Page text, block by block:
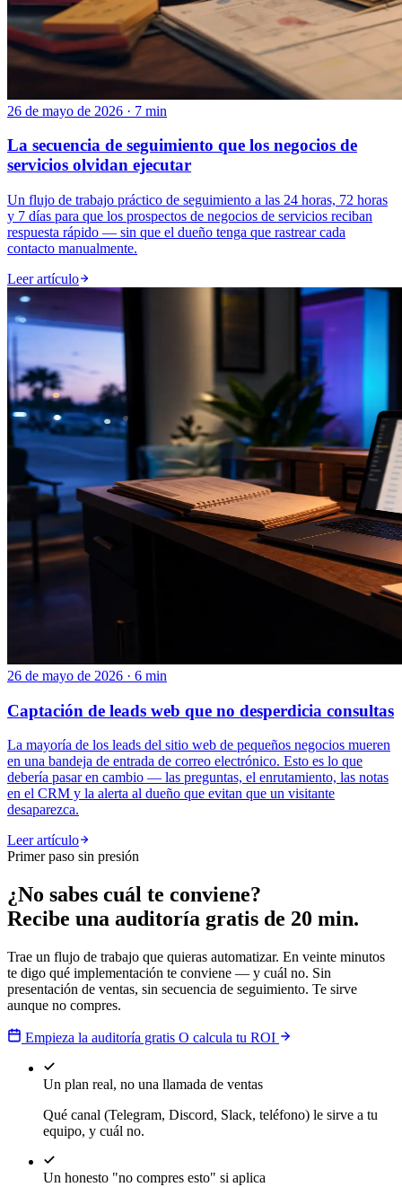
26 de mayo de 2026 · 7 min
La secuencia de seguimiento que los negocios de
servicios olvidan ejecutar
Un flujo de trabajo práctico de seguimiento a las 24 horas, 72 horas
y 7 días para que los prospectos de negocios de servicios reciban
respuesta rápido — sin que el dueño tenga que rastrear cada
contacto manualmente.
Leer artículo
26 de mayo de 2026 · 6 min
Captación de leads web que no desperdicia consultas
La mayoría de los leads del sitio web de pequeños negocios mueren
en una bandeja de entrada de correo electrónico. Esto es lo que
debería pasar en cambio — las preguntas, el enrutamiento, las notas
en el CRM y la alerta al dueño que evitan que un visitante
desaparezca.
Leer artículo
Primer paso sin presión
¿No sabes cuál te conviene?
Recibe una auditoría gratis de 20 min.
Trae un flujo de trabajo que quieras automatizar. En veinte minutos
te digo qué implementación te conviene — y cuál no. Sin
presentación de ventas, sin secuencia de seguimiento. Te sirve
aunque no compres.
Empieza la auditoría gratis O calcula tu ROI
Un plan real, no una llamada de ventas
Qué canal (Telegram, Discord, Slack, teléfono) le sirve a tu
equipo, y cuál no.
Un honesto "no compres esto" si aplica